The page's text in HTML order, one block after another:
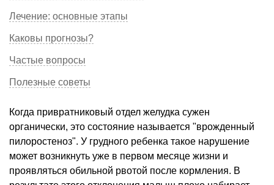
Лечение: основные этапы
Каковы прогнозы?
Частые вопросы
Полезные советы
Когда привратниковый отдел желудка сужен
органически, это состояние называется "врожденный
пилоростеноз". У грудного ребенка такое нарушение
может возникнуть уже в первом месяце жизни и
проявляться обильной рвотой после кормления. В